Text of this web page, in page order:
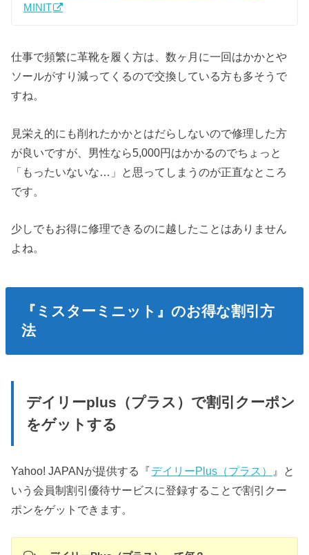
MINIT
仕事で頻繁に革靴を履く方は、数ヶ月に一回はかかとや
ソールがすり減ってくるので交換している方も多そうで
すね。
見栄え的にも削れたかかとはだらしないので修理した方
が良いですが、男性なら5,000円はかかるのでちょっと
「もったいないな…」と思ってしまうのが正直なところ
です。
少しでもお得に修理できるのに越したことはありません
よね。
『ミスターミニット』のお得な割引方
法
デイリーplus（プラス）で割引クーポン
をゲットする
Yahoo! JAPANが提供する『デイリーPlus（プラス）
』と
いう会員制割引優待サービスに登録することで割引クー
ポンをゲットできます。